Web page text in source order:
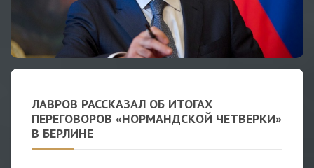
ЛАВРОВ РАССКАЗАЛ ОБ ИТОГАХ
ПЕРЕГОВОРОВ «НОРМАНДСКОЙ ЧЕТВЕРКИ»
В БЕРЛИНЕ